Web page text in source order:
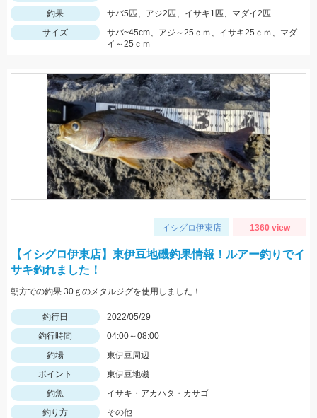
釣果
サバ5匹、アジ2匹、イサキ1匹、マダイ2匹
サイズ
サバ~45cm、アジ～25ｃｍ、イサキ25ｃｍ、マダ
イ～25ｃｍ
イシグロ伊東店 1360 view
【イシグロ伊東店】東伊豆地磯釣果情報！ルアー釣りでイ
サキ釣れました！
朝方での釣果 30ｇのメタルジグを使用しました！
釣行日
2022/05/29
釣行時間
04:00～08:00
釣場
東伊豆周辺
ポイント
東伊豆地磯
釣魚
イサキ・アカハタ・カサゴ
釣り方
その他